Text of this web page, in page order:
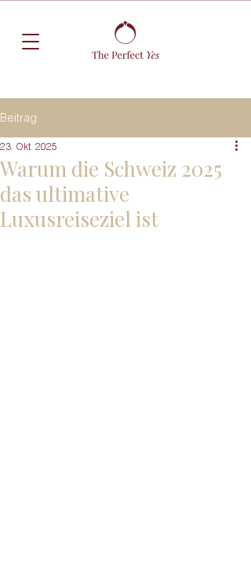
Beitrag
Warum die Schweiz 2025
das ultimative
Luxusreiseziel ist
23. Okt. 2025